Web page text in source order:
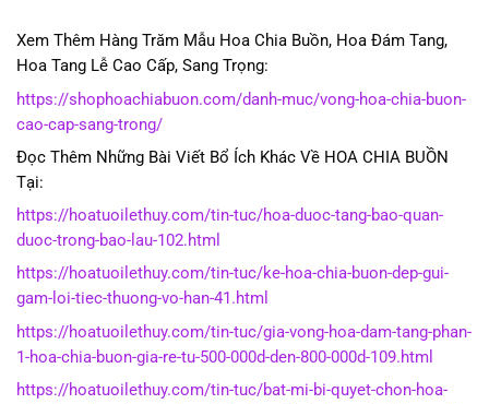
Xem Thêm Hàng Trăm Mẫu Hoa Chia Buồn, Hoa Đám Tang,
Hoa Tang Lễ Cao Cấp, Sang Trọng:
https://shophoachiabuon.com/danh-muc/vong-hoa-chia-buon-
cao-cap-sang-trong/
Đọc Thêm Những Bài Viết Bổ Ích Khác Về HOA CHIA BUỒN
Tại:
https://hoatuoilethuy.com/tin-tuc/hoa-duoc-tang-bao-quan-
duoc-trong-bao-lau-102.html
https://hoatuoilethuy.com/tin-tuc/ke-hoa-chia-buon-dep-gui-
gam-loi-tiec-thuong-vo-han-41.html
https://hoatuoilethuy.com/tin-tuc/gia-vong-hoa-dam-tang-phan-
1-hoa-chia-buon-gia-re-tu-500-000d-den-800-000d-109.html
https://hoatuoilethuy.com/tin-tuc/bat-mi-bi-quyet-chon-hoa-